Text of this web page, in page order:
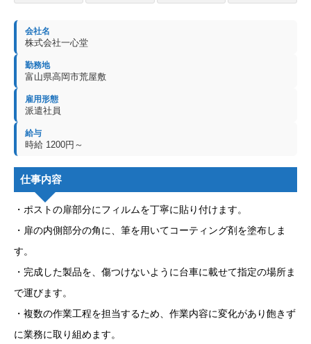
会社名
株式会社一心堂
勤務地
富山県高岡市荒屋敷
雇用形態
派遣社員
給与
時給 1200円～
仕事内容
・ポストの扉部分にフィルムを丁寧に貼り付けます。
・扉の内側部分の角に、筆を用いてコーティング剤を塗布しま
す。
・完成した製品を、傷つけないように台車に載せて指定の場所ま
で運びます。
・複数の作業工程を担当するため、作業内容に変化があり飽きず
に業務に取り組めます。